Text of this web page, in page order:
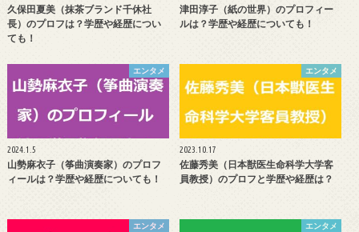
久保田夏美（抹茶ブランド千休社
長）のプロフは？学歴や経歴につい
ても！
津田淳子（紙の世界）のプロフィー
ルは？学歴や経歴についても！
エンタメ
2024.1.5
山勢麻衣子（筝曲演奏家）のプロフ
ィールは？学歴や経歴についても！
エンタメ
2023.10.17
佐藤秀美（日本獣医生命科学大学客
員教授）のプロフと学歴や経歴は？
エンタメ エンタメ